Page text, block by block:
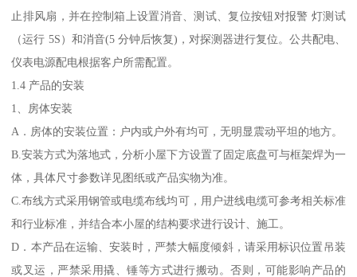
止排风扇，并在控制箱上设置消音、测试、复位按钮对报警 灯测试
（运行 5S）和消音(5 分钟后恢复)，对探测器进行复位。公共配电、
仪表电源配电根据客户所需配置。
1.4 产品的安装
1、房体安装
A．房体的安装位置：户内或户外有均可，无明显震动平坦的地方。
B.安装方式为落地式，分析小屋下方设置了固定底盘可与框架焊为一
体，具体尺寸参数详见图纸或产品实物为准。
C.布线方式采用钢管或电缆布线均可，用户进线电缆可参考相关标准
和行业标准，并结合本小屋的结构要求进行设计、施工。
D．本产品在运输、安装时，严禁大幅度倾斜，请采用标识位置吊装
或叉运，严禁采用撬、锤等方式进行搬动。否则，可能影响产品的